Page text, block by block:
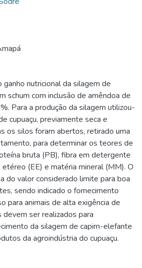
nutricional da silagem de
schum com inclusão de amêndoa de
Para a produção da silagem utilizou-
cupuaçu, previamente seca e
os silos foram abertos, retirado uma
para determinar os teores de
bruta (PB), fibra em detergente
(EE) e matéria mineral (MM). O
do valor considerado limite para boa
sendo indicado o fornecimento
para animais de alta exigência de
ser realizados para
da silagem de capim-elefante
da agroindústria do cupuaçu.